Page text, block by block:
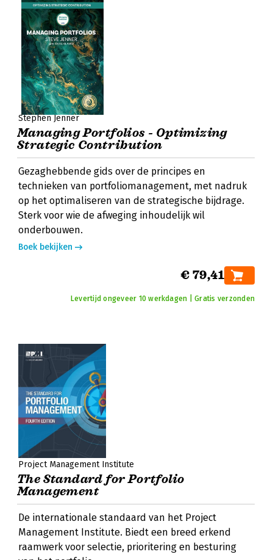
Stephen Jenner
Managing Portfolios - Optimizing
Strategic Contribution
Gezaghebbende gids over de principes en
technieken van portfoliomanagement, met nadruk
op het optimaliseren van de strategische bijdrage.
Sterk voor wie de afweging inhoudelijk wil
onderbouwen.
Boek bekijken
€ 79,41
Levertijd ongeveer 10 werkdagen | Gratis verzonden
Project Management Institute
The Standard for Portfolio
Management
De internationale standaard van het Project
Management Institute. Biedt een breed erkend
raamwerk voor selectie, prioritering en besturing